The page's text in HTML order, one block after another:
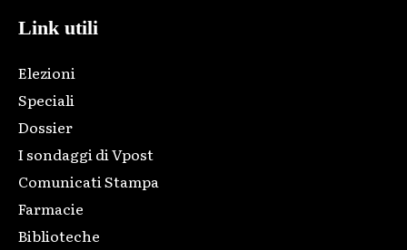
Link utili
Elezioni
Speciali
Dossier
I sondaggi di Vpost
Comunicati Stampa
Farmacie
Biblioteche